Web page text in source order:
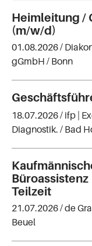
Heimleitung /
(m/w/d)
01.08.2026 /
gGmbH / Bonn
18.07.2026 / ifp |
Diagnostik. / Bad
Teilzeit
21.07.2026 /de
Beuel